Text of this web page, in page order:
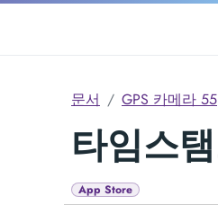
문서 GPS 카메라 55
타임스
App Store